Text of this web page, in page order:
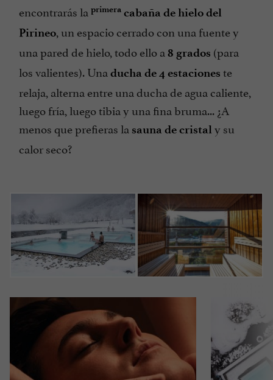
encontrarás la primera cabaña de hielo del
Pirineo, un espacio cerrado con una fuente y
una pared de hielo, todo ello a 8 grados (para
los valientes). Una ducha de 4 estaciones te
relaja, alterna entre una ducha de agua caliente,
luego fría, luego tibia y una fina bruma... ¿A
menos que prefieras la sauna de cristal y su
calor seco?